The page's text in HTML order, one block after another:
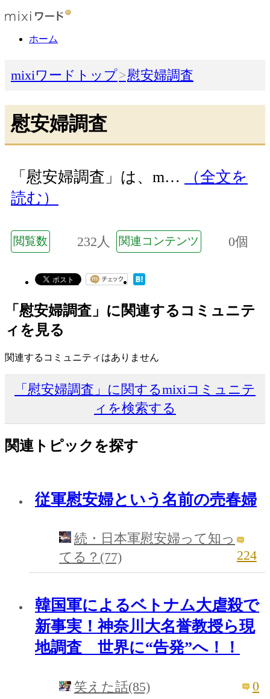
ホーム
mixiワードトップ 慰安婦調査
慰安婦調査
「慰安婦調査」は、m…
（全文を
読む）
閲覧数 232人 関連コンテンツ 0個
「慰安婦調査」に関連するコミュニテ
ィを見る
関連するコミュニティはありません
「慰安婦調査」に関するmixiコミュニテ
ィを検索する
関連トピックを探す
従軍慰安婦という名前の売春婦
続・日本軍慰安婦って知っ
てる？(77)
224
韓国軍によるベトナム大虐殺で
新事実！神奈川大名誉教授ら現
地調査 世界に“告発”へ！！
笑えた話(85) 0